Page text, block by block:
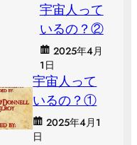
宇宙人って
いるの？②
2025年4月
1日
宇宙人って
いるの？①
2025年4月1
日